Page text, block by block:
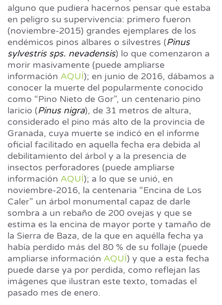
alguno que pudiera hacernos pensar que estaba
en peligro su supervivencia: primero fueron
(noviembre-2015) grandes ejemplares de los
endémicos pinos albares o silvestres (Pinus
sylvestris sps. nevadensis) lo que comenzaron a
morir masivamente (puede ampliarse
información AQUÍ); en junio de 2016, dábamos a
conocer la muerte del popularmente conocido
como “Pino Nieto de Gor”, un centenario pino
laricio (Pinus nigra), de 31 metros de altura,
considerado el pino más alto de la provincia de
Granada, cuya muerte se indicó en el informe
oficial facilitado en aquella fecha era debida al
debilitamiento del árbol y a la presencia de
insectos perforadores (puede ampliarse
información AQUÍ); a lo que se unió, en
noviembre-2016, la centenaria “Encina de Los
Caler” un árbol monumental capaz de darle
sombra a un rebaño de 200 ovejas y que se
estima es la encina de mayor porte y tamaño de
la Sierra de Baza, de la que en aquélla fecha ya
había perdido más del 80 % de su follaje (puede
ampliarse información AQUÍ) y que a esta fecha
puede darse ya por perdida, como reflejan las
imágenes que ilustran este texto, tomadas el
pasado mes de enero.